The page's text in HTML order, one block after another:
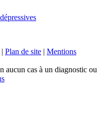
| Plan de site | Mentions
aucun cas à un diagnostic ou